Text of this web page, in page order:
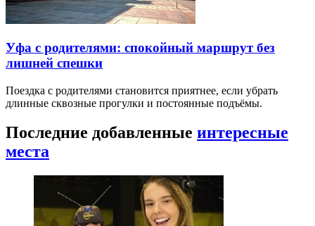
Уфа с родителями: спокойный маршрут без
лишней спешки
Поездка с родителями становится приятнее, если убрать
длинные сквозные прогулки и постоянные подъёмы.
Последние добавленные интересные
места